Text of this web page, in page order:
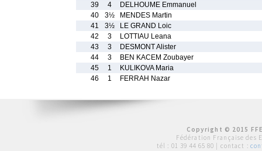
39
4
DELHOUME Emmanuel
40
3½
MENDES Martin
41
3½
LE GRAND Loic
42
3
LOTTIAU Leana
43
3
DESMONT Alister
44
3
BEN KACEM Zoubayer
45
1
KULIKOVA Maria
46
1 FERRAH Nazar
Copyright © 2015
Fédération Française des
tél : 01 39 44 65 80 | contact :